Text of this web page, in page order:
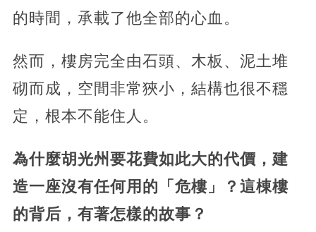
的時間，承載了他全部的心血。
然而，樓房完全由石頭、木板、泥土堆
砌而成，空間非常狹小，結構也很不穩
定，根本不能住人。
為什麼胡光州要花費如此大的代價，建
造一座沒有任何用的「危樓」？這棟樓
的背后，有著怎樣的故事？